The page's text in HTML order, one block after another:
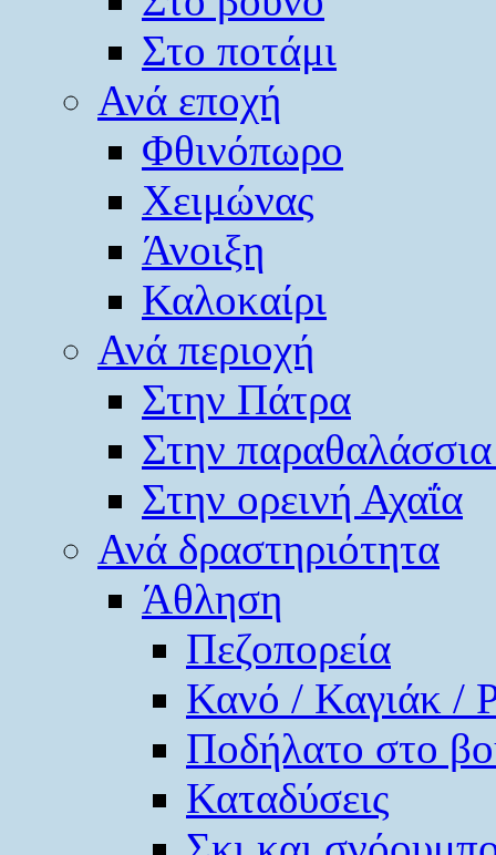
Στο ποτάμι
Ανά εποχή
Φθινόπωρο
Χειμώνας
Άνοιξη
Καλοκαίρι
Ανά περιοχή
Στην Πάτρα
Στην
Στην ορεινή Αχαΐα
Ανά δραστηριότητα
Άθληση
Πεζοπορεία
Κανό / Καγιάκ /
Ποδήλατο στο
Καταδύσεις